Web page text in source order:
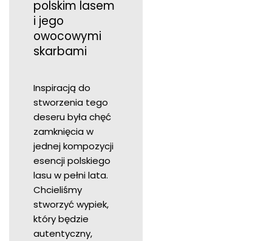
polskim lasem
i jego
owocowymi
skarbami
Inspiracją do
stworzenia tego
deseru była chęć
zamknięcia w
jednej kompozycji
esencji polskiego
lasu w pełni lata.
Chcieliśmy
stworzyć wypiek,
który będzie
autentyczny,